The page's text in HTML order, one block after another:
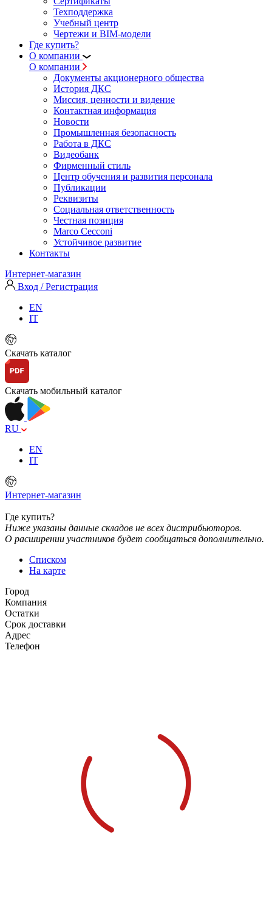
Техподдержка
Учебный центр
Чертежи и BIM-модели
Где купить?
О компании
О компании
Документы акционерного общества
История ДКС
Миссия, ценности и видение
Контактная информация
Новости
Промышленная безопасность
Работа в ДКС
Видеобанк
Фирменный стиль
Центр обучения и развития персонала
Публикации
Реквизиты
Социальная ответственность
Честная позиция
Marco Cecconi
Устойчивое развитие
Контакты
Интернет-магазин
Вход / Регистрация
EN
IT
Скачать каталог
Скачать мобильный каталог
RU
EN
IT
Интернет-магазин
Где купить?
Ниже указаны данные складов не всех дистрибьюторов.
О расширении участников будет сообщаться дополнительно.
Списком
На карте
Город
Компания
Остатки
Срок доставки
Адрес
Телефон